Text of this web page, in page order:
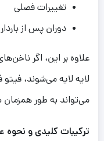
تغییرات فصلی
دوران پس از
علاوه بر این، اگر
لایه لایه می‌شوند، فیتو
می‌تواند به طور
ترکیباتکلیدیو نحوه